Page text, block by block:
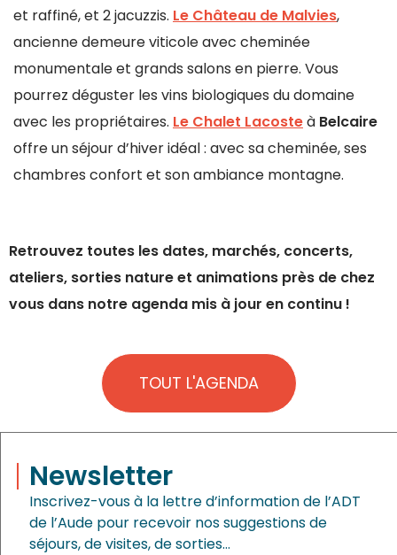
et raffiné, et 2 jacuzzis. Le Château de Malvies,
ancienne demeure viticole avec cheminée
monumentale et grands salons en pierre. Vous
pourrez déguster les vins biologiques du domaine
avec les propriétaires. Le Chalet Lacosteà Belcaire
offre un séjour d’hiver idéal : avec sa cheminée, ses
chambres confort et son ambiance montagne.
Retrouvez toutes les dates, marchés, concerts,
ateliers, sorties nature et animations près de chez
vous dans notre agenda mis à jour en continu !
TOUT L'AGENDA
Newsletter
Inscrivez-vous à la lettre d’information de l’ADT
de l’Aude pour recevoir nos suggestions de
séjours, de visites, de sorties…